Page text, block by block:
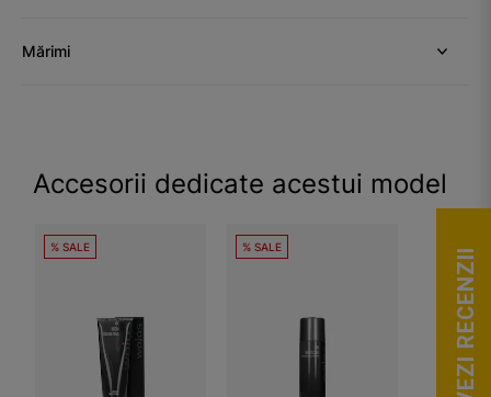
Mărimi
Accesorii dedicate acestui model
% SALE % SALE VEZI RECENZII